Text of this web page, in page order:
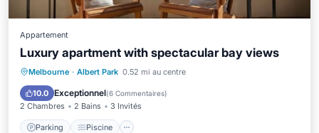
Appartement
Luxury apartment with spectacular bay views
Melbourne · Albert Park 0.52 mi au centre
10.0 Exceptionnel(6 Commentaires)
2 Chambres 2 Bains 3 Invités
Parking Piscine
Parking Piscine
Vue sur l’océan
Balcon/Terrasse